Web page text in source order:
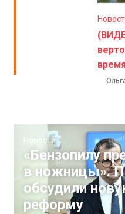
Новости
«Бензопилу
в ножницы».
обсудили
реформу